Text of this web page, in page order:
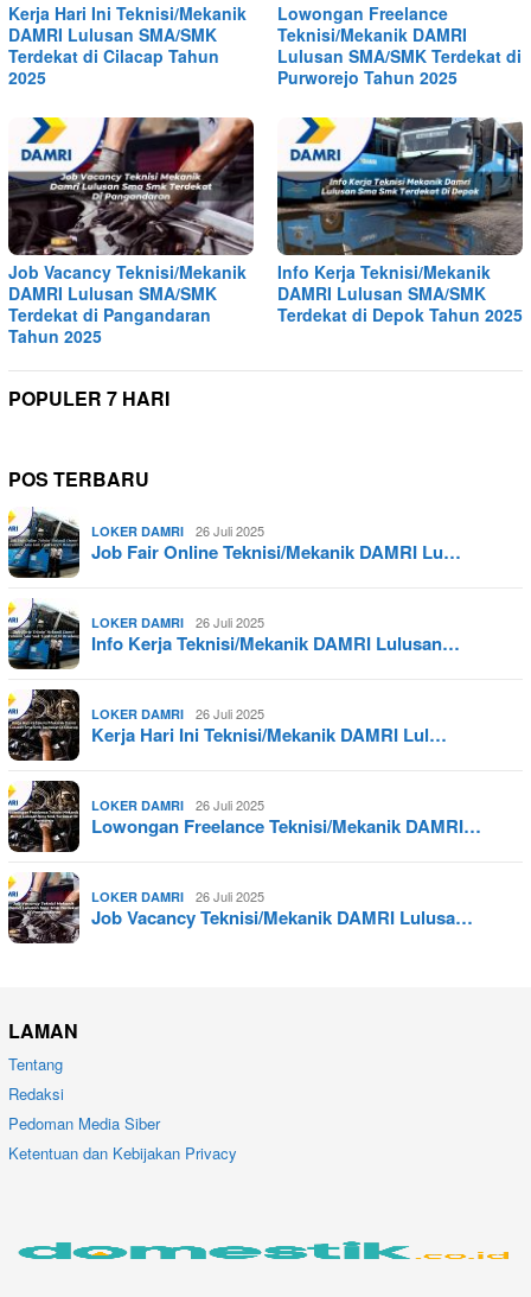
Kerja Hari Ini Teknisi/Mekanik
DAMRI Lulusan SMA/SMK
Terdekat di Cilacap Tahun
2025
Lowongan Freelance
Teknisi/Mekanik DAMRI
Lulusan SMA/SMK Terdekat di
Purworejo Tahun 2025
Job Vacancy Teknisi/Mekanik
DAMRI Lulusan SMA/SMK
Terdekat di Pangandaran
Tahun 2025
Info Kerja Teknisi/Mekanik
DAMRI Lulusan SMA/SMK
Terdekat di Depok Tahun 2025
POPULER 7 HARI
POS TERBARU
LOKER DAMRI 26 Juli 2025
Job Fair Online Teknisi/Mekanik DAMRI Lu…
LOKER DAMRI 26 Juli 2025
Info Kerja Teknisi/Mekanik DAMRI Lulusan…
LOKER DAMRI 26 Juli 2025
Kerja Hari Ini Teknisi/Mekanik DAMRI Lul…
LOKER DAMRI 26 Juli 2025
Lowongan Freelance Teknisi/Mekanik DAMRI…
LOKER DAMRI 26 Juli 2025
Job Vacancy Teknisi/Mekanik DAMRI Lulusa…
LAMAN
Tentang
Redaksi
Pedoman Media Siber
Ketentuan dan Kebijakan Privacy